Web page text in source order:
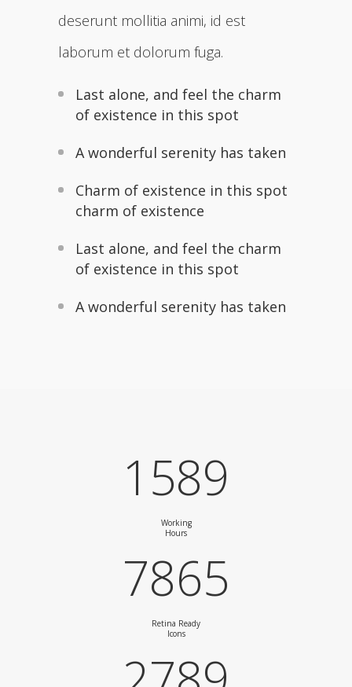
deserunt mollitia animi, id est
laborum et dolorum fuga.
Last alone, and feel the charm
of existence in this spot
A wonderful serenity has taken
Charm of existence in this spot
charm of existence
Last alone, and feel the charm
of existence in this spot
A wonderful serenity has taken
1589
Working
Hours
7865
Retina Ready
Icons